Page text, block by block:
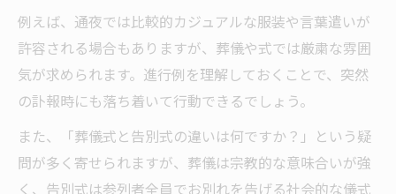
例えば、通夜では比較的カジュアルな服装や言葉遣いが
許容される場合もありますが、葬儀や式では厳粛な雰囲
気が求められます。進行例を理解しておくことで、突然
の訃報時にも落ち着いて行動できるでしょう。
また、「葬儀式と告別式の違いは何ですか？」という疑
問が多く寄せられますが、葬儀は宗教的な意味合いが強
く、告別式は参列者全員でお別れを告げる社会的な儀式